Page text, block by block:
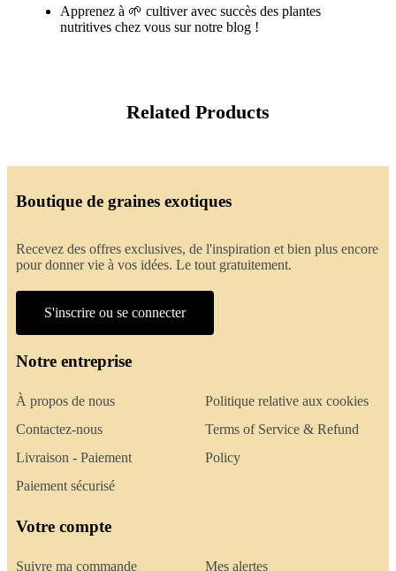
Apprenez à 🌱 cultiver avec succès des plantes
nutritives chez vous sur notre blog !
Related Products
Boutique de graines exotiques
Recevez des offres exclusives, de l'inspiration et bien plus encore
pour donner vie à vos idées. Le tout gratuitement.
S'inscrire ou se connecter
Notre entreprise
À propos de nous
Contactez-nous
Livraison - Paiement
Paiement sécurisé
Politique relative aux cookies
Terms of Service & Refund
Policy
Votre compte
Suivre ma commande Mes alertes